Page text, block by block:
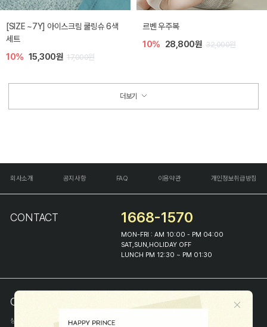
[SIZE ~7Y] 아이스크림 쿨링슈 6색
세트
10% 15,300원 17,000원
르벤 우주복
10% 28,800원 32,000원
더보기
회사소개 공지사항 FAQ 이용약관 개인정보취급방침
CONTACT 1668-1570
MON-FRI : AM 10:00 - PM 04:00
SAT,SUN,HOLIDAY OFF
LUNCH PM 12:30 ~ PM 01:30
COMPANY INFO
상호 (주)해피프린스